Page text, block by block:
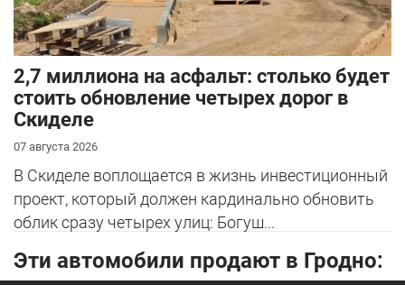
2,7 миллиона на асфальт: столько будет
стоить обновление четырех дорог в
Скиделе
07 августа 2026
В Скиделе воплощается в жизнь инвестиционный
проект, который должен кардинально обновить
облик сразу четырех улиц: Богуш...
Эти автомобили продают в Гродно: